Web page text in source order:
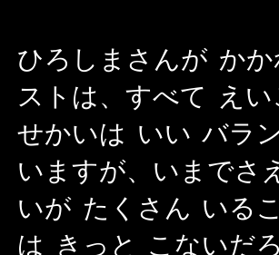
ひろしまさんが か
ストは、すべて え
せかいは いい バラ
いますが、いまでさ
いが たくさん いる
は きっと こないだ